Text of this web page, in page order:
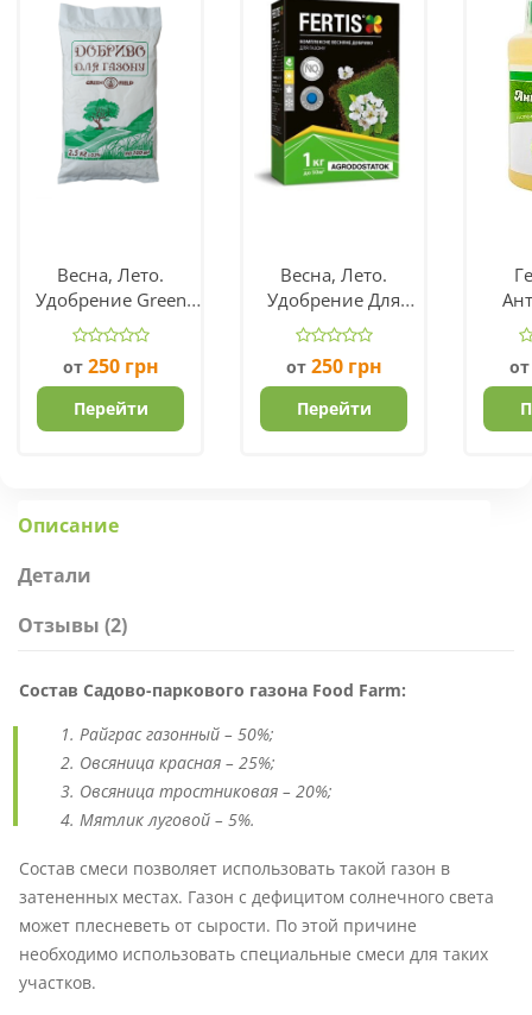
Весна, Лето.
Удобрение Green
Field (Украина)
от 250 грн
Перейти
Весна, Лето.
Удобрение Для
Газон Fertis NPK
17.6.11
от 250 грн
Перейти
Описание
Детали
Отзывы (2)
Состав Садово-паркового газона Food Farm:
Райграс газонный – 50%;
Овсяница красная – 25%;
Овсяница тростниковая – 20%;
Мятлик луговой – 5%.
Состав смеси позволяет использовать такой газон в
затененных местах. Газон с дефицитом солнечного света
может плесневеть от сырости. По этой причине
необходимо использовать специальные смеси для таких
участков.